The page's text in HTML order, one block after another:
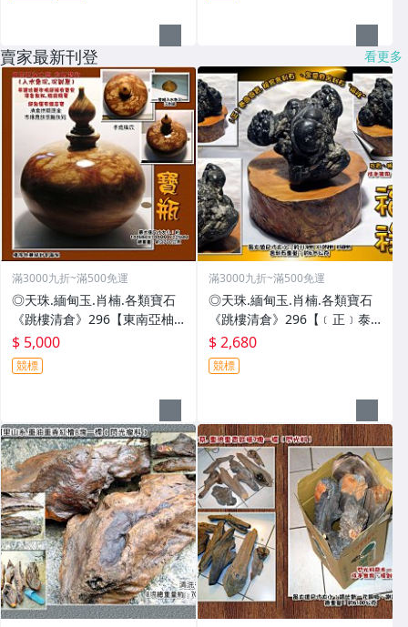
賣家最新刊登 看更多
滿3000九折~滿500免運
◎天珠.緬甸玉.肖楠.各類寶石
《跳樓清倉》296【東南亞柚
木瘤.招財寶瓶﹝入水急沉.沉到
底﹞】
$ 5,000
競標
滿3000九折~滿500免運
◎天珠.緬甸玉.肖楠.各類寶石
《跳樓清倉》296【﹝正﹞泰
國國寶.龍宮舍利石 ﹝黑靈骨舍
利石〝福祿〞﹞】
$ 2,680
競標